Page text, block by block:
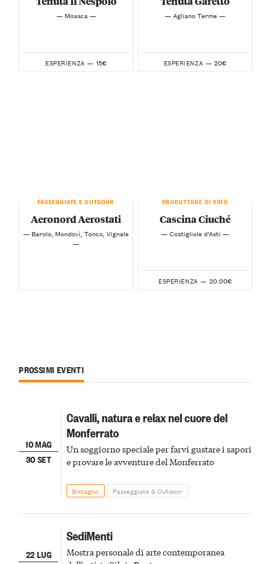
— Moasca —
ESPERIENZA — 15€
— Agliano Terme —
ESPERIENZA — 20€
PASSEGGIATE E OUTDOOR
Aeronord Aerostati
— Barolo, Mondovì, Tonco, Vignale
—
PRODUTTORE DI VINO
Cascina Ciuché
— Costigliole d’Asti —
ESPERIENZA — 20.00€
PROSSIMI EVENTI
10 MAG
30 SET
Cavalli, natura e relax nel cuore del
Monferrato
Un soggiorno speciale per farvi gustare i sapori
e provare le avventure del Monferrato
Bistagno Passeggiate & Outdoor
22 LUG
SediMenti
Mostra personale di arte contemporanea